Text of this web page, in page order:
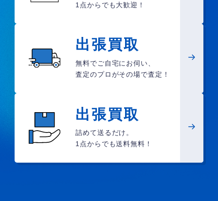
1点からでも大歓迎！
出張買取
無料でご自宅にお伺い、
査定のプロがその場で査定！
出張買取
詰めて送るだけ。
1点からでも送料無料！